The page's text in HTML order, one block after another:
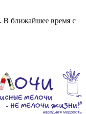
В ближайшее время с